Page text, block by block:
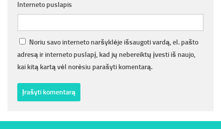
Interneto puslapis
Noriu savo interneto naršyklėje išsaugoti vardą, el. pašto
adresą ir interneto puslapį, kad jų nebereiktų įvesti iš naujo,
kai kitą kartą vėl norėsiu parašyti komentarą.